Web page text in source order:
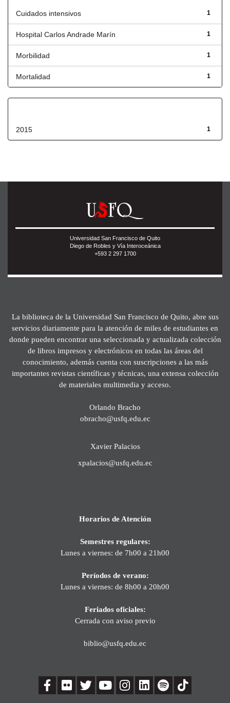
1
Cuidados intensivos
1
Hospital Carlos Andrade Marín
1
Morbilidad
1
Mortalidad
1
2015
Universidad San Francisco de Quito
Diego de Robles y Vía Interoceánica
+593 2 297 1700
La biblioteca de la Universidad San Francisco de Quito, abre sus
servicios diariamente para la atención de miles de estudiantes en
donde pueden encontrar una seleccionada y actualizada colección
de libros impresos y electrónicos en todas las áreas del
conocimiento, además cuenta con suscripciones a las más
importantes revistas científicas y técnicas, una extensa colección
de materiales multimedia y acceso.
Orlando Bracho
obracho@usfq.edu.ec
Xavier Palacios
xpalacios@usfq.edu.ec
Horarios de Atención
Semestres regulares:
Lunes a viernes: de 7h00 a 21h00
Períodos de verano:
Lunes a viernes: de 8h00 a 20h00
Feriados oficiales:
Cerrada con aviso previo
biblio@usfq.edu.ec